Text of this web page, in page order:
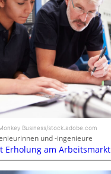
Business/stock.adobe.com
und -ingenieure
Erholung am Arbeitsmarkt